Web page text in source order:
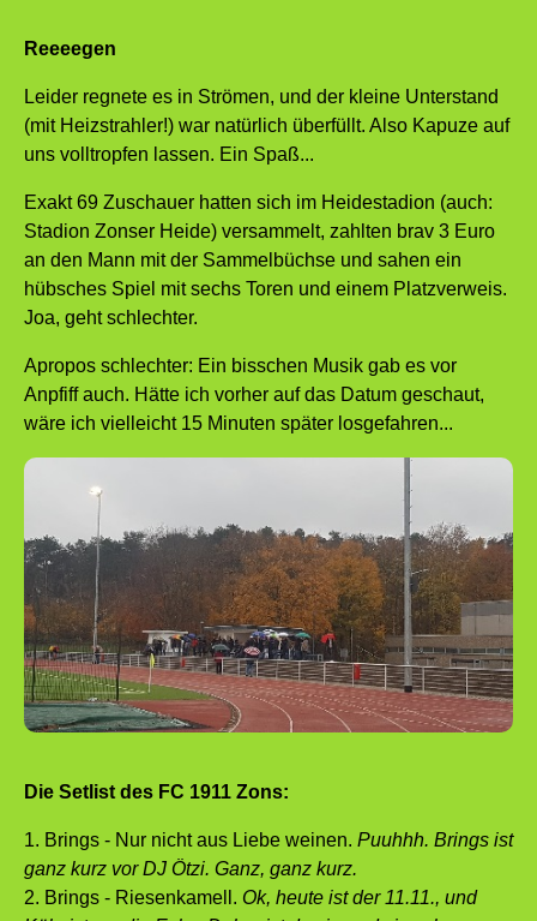
Reeeegen
Leider regnete es in Strömen, und der kleine Unterstand
(mit Heizstrahler!) war natürlich überfüllt. Also Kapuze auf
uns volltropfen lassen. Ein Spaß...
Exakt 69 Zuschauer hatten sich im Heidestadion (auch:
Stadion Zonser Heide) versammelt, zahlten brav 3 Euro
an den Mann mit der Sammelbüchse und sahen ein
hübsches Spiel mit sechs Toren und einem Platzverweis.
Joa, geht schlechter.
Apropos schlechter: Ein bisschen Musik gab es vor
Anpfiff auch. Hätte ich vorher auf das Datum geschaut,
wäre ich vielleicht 15 Minuten später losgefahren...
Die Setlist des FC 1911 Zons:
1. Brings - Nur nicht aus Liebe weinen. Puuhhh. Brings ist
ganz kurz vor DJ Ötzi. Ganz, ganz kurz.
2. Brings - Riesenkamell. Ok, heute ist der 11.11., und